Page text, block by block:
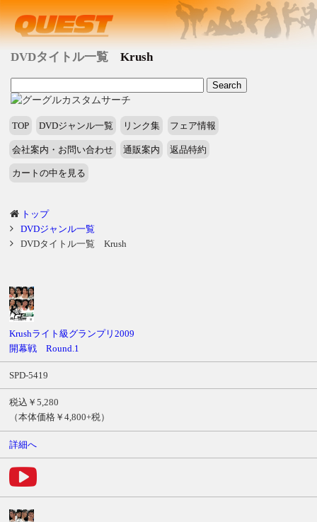
DVDタイトル一覧 Krush
TOP DVDジャンル一覧 リンク集 フェア情報
会社案内・お問い合わせ 通販案内 返品特約
カートの中を見る
トップ
DVDジャンル一覧
DVDタイトル一覧 Krush
品
号
ル
Krushライト級グランプリ2009
開幕戦 Round.1
SPD-5419
税込￥5,280
（本体価格￥4,800+税）
詳細へ